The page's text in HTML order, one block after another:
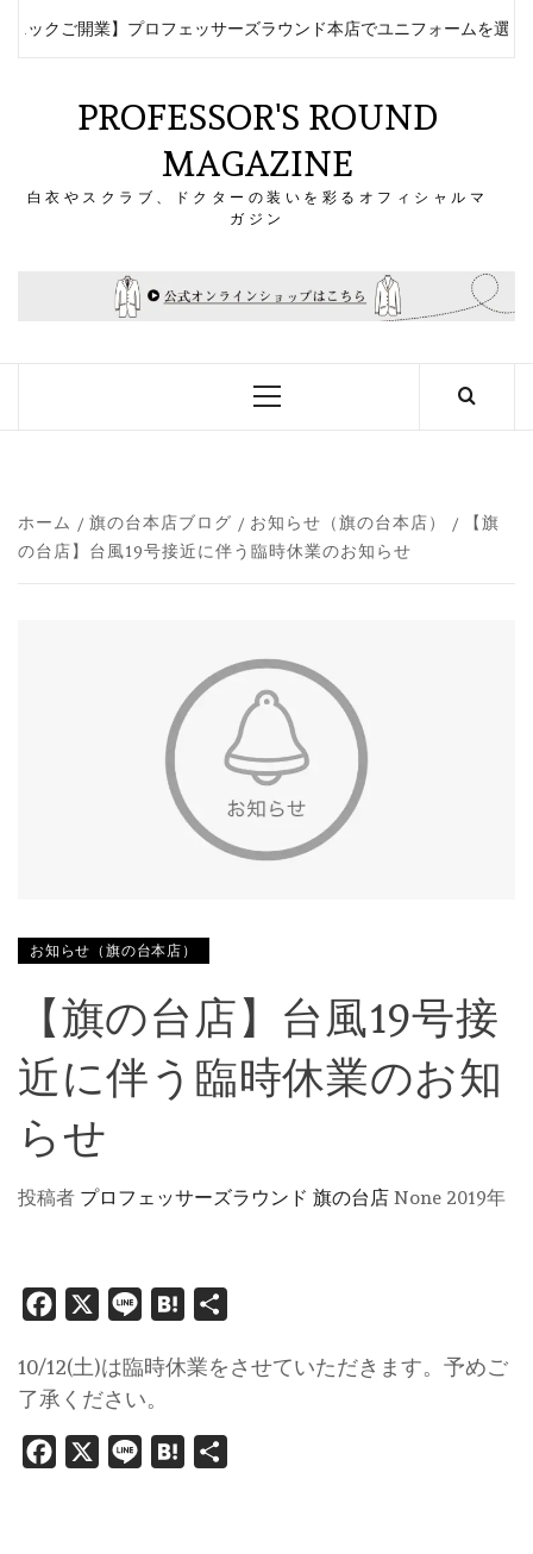
ックご開業】プロフェッサーズラウンド本店でユニフォームを選んで
PROFESSOR'S ROUND
MAGAZINE
白衣やスクラブ、ドクターの装いを彩るオフィシャルマ
ガジン
メ
ー
ホーム 旗の台本店ブログ お知らせ（旗の台本店）
【旗
の台店】台風19号接近に伴う臨時休業のお知らせ
お知らせ（旗の台本店）
【旗の台店】台風19号接
近に伴う臨時休業のお知
らせ
投稿者 プロフェッサーズラウンド 旗の台店 None 2019年
Facebook
X Line Hatena
10/12(土)は臨時休業をさせていただきます。予めご
了承ください。
Facebook
X Line Hatena